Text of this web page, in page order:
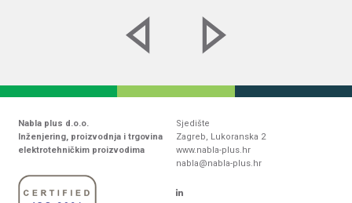
Nabla plus d.o.o.
Inženjering, proizvodnja i trgovina
elektrotehničkim proizvodima
Sjedište
Zagreb, Lukoranska 2
www.nabla-plus.hr
nabla@nabla-plus.hr